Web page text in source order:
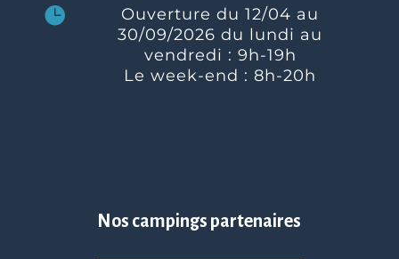

Ouverture du 12/04 au
30/09/2026 du lundi au
vendredi : 9h-19h
Le week-end : 8h-20h
Nos campings partenaires